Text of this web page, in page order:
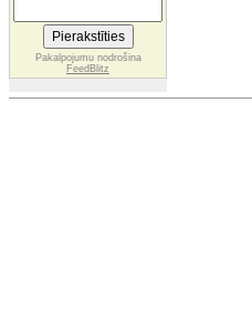
Pakalpojumu nodrošina
FeedBlitz